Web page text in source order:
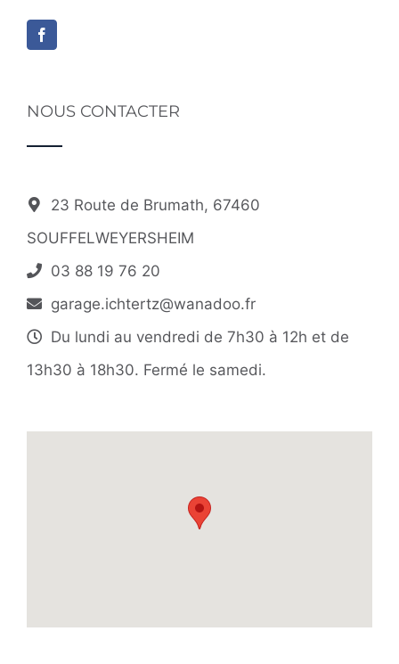
NOUS CONTACTER
23 Route de Brumath, 67460
SOUFFELWEYERSHEIM
03 88 19 76 20
garage.ichtertz@wanadoo.fr
Du lundi au vendredi de 7h30 à 12h et de
13h30 à 18h30. Fermé le samedi.